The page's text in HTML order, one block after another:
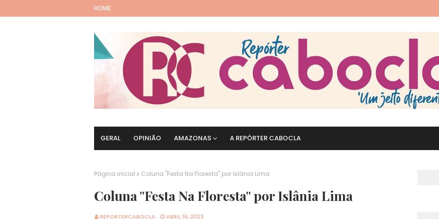
HOME
GERAL OPINIÃO AMAZONAS A REPÓRTER CABOCLA
Página inicial Coluna "Festa Na Floresta" por Islânia Lima
Coluna "Festa Na Floresta" por Islânia Lima
REPORTERCABOCLA ABRIL 16, 2023